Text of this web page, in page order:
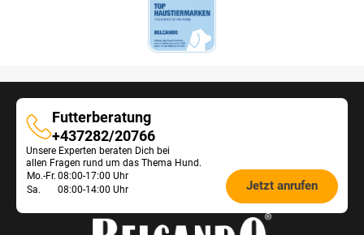
Futterberatung
Futterberatung
+437282/20766
Unsere Experten beraten Dich bei
allen Fragen rund um das Thema Hund.
Öffnungszeiten
Mo.-Fr. 08:00-17:00 Uhr
Sa.
08:00-14:00 Uhr Jetzt anrufen